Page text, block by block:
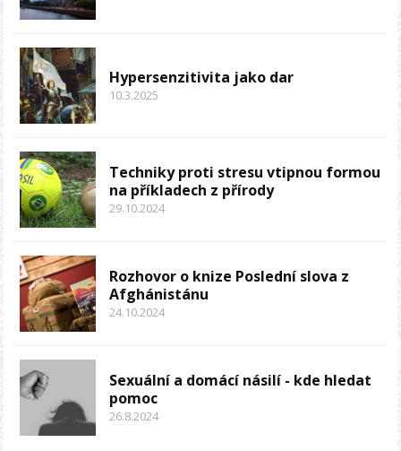
Hypersenzitivita jako dar
10.3.2025
Techniky proti stresu vtipnou formou
na příkladech z přírody
29.10.2024
Rozhovor o knize Poslední slova z
Afghánistánu
24.10.2024
Sexuální a domácí násilí - kde hledat
pomoc
26.8.2024